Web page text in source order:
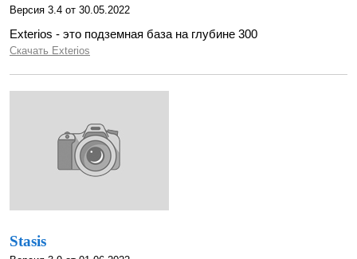
Версия 3.4 от 30.05.2022
Exterios - это подземная база на глубине 300
Скачать Exterios
Stasis